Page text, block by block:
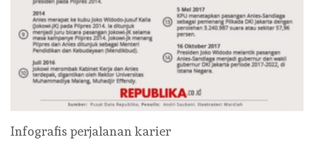
Infografis perjalanan karier